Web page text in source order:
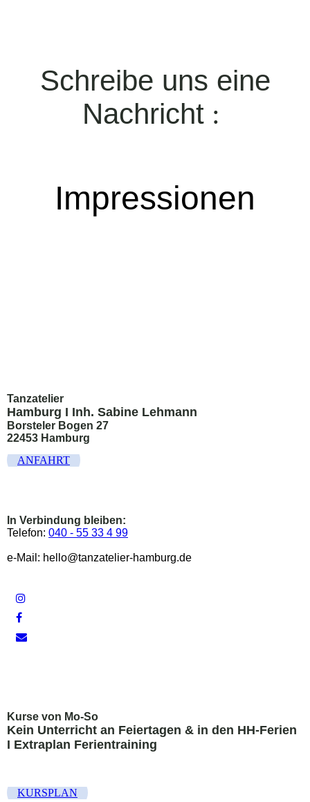
Schreibe uns eine
Nachricht :
Impressionen
Tanzatelier
Hamburg I Inh. Sabine Lehmann
Borsteler Bogen 27
22453 Hamburg
ANFAHRT
In Verbindung bleiben:
Telefon: 040 - 55 33 4 99
e-Mail: hello@tanzatelier-hamburg.de
Kurse von Mo-So
Kein Unterricht an Feiertagen & in den HH-Ferien
I Extraplan Ferientraining
KURSPLAN